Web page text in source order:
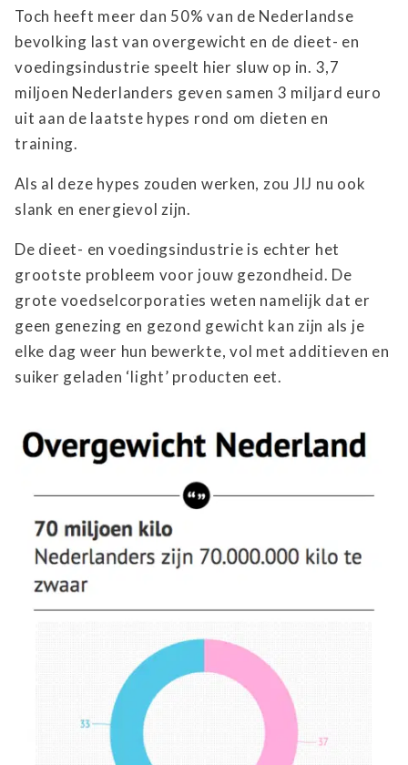
Toch heeft meer dan 50% van de Nederlandse
bevolking last van overgewicht en de dieet- en
voedingsindustrie speelt hier sluw op in. 3,7
miljoen Nederlanders geven samen 3 miljard euro
uit aan de laatste hypes rond om dieten en
training.
Als al deze hypes zouden werken, zou JIJ nu ook
slank en energievol zijn.
De dieet- en voedingsindustrie is echter het
grootste probleem voor jouw gezondheid. De
grote voedselcorporaties weten namelijk dat er
geen genezing en gezond gewicht kan zijn als je
elke dag weer hun bewerkte, vol met additieven en
suiker geladen ‘light’ producten eet.